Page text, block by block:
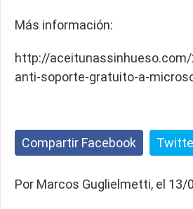
Más información:
http://
anti-soporte-gratuito-a-
Compartir Facebook
Por Marcos Guglielmetti, el 13/